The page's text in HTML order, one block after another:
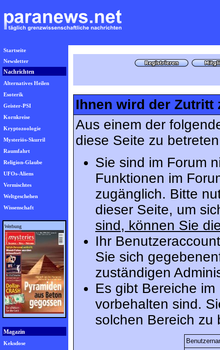
Startseite
Newsletter
Nachrichten
Alternatives Heilen
Esoterik
Geister-PSI
Kornkreise
Kryptozoologie
Mysteriös-Skurril
Raumfahrt
Religion-Glaube
UFOs-Aliens
Vermischtes
Weltgeschehen
Wissenschaft
Werbung
Magazin
Keksdose
Ihnen wird der Zutritt
Aus einem der
diese Seite zu
Sie sind im Forum
Funktionen im
zugänglich. Bitte
dieser Seite, um
sind, können Sie
Ihr
Sie sich
zuständigen
Es gibt Bereiche
vorbehalten sind.
solchen Bereich zu